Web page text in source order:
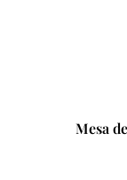
Maglia Night